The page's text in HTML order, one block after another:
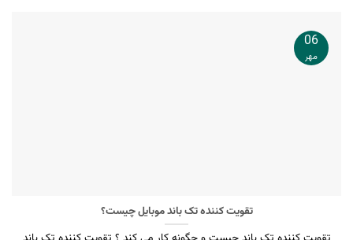
تقویت کننده تک باند موبایل چیست؟
06
مهر